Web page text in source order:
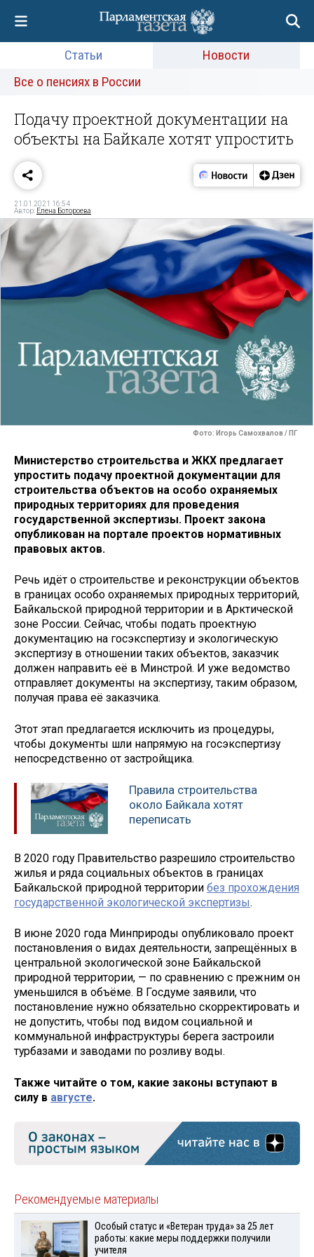
Статьи
Новости
Все о пенсиях в России
Подачу проектной документации на
объекты на Байкале хотят упростить
21.01.2021 16:54
Автор: Елена Ботороева
Фото: Игорь Самохвалов / ПГ
Министерство строительства и ЖКХ предлагает
упростить подачу проектной документации для
строительства объектов на особо охраняемых
природных территориях для проведения
государственной экспертизы. Проект закона
опубликован на портале проектов нормативных
правовых актов.
Речь идёт о строительстве и реконструкции объектов
в границах особо охраняемых природных территорий,
Байкальской природной территории и в Арктической
зоне России. Сейчас, чтобы подать проектную
документацию на госэкспертизу и экологическую
экспертизу в отношении таких объектов, заказчик
должен направить её в Минстрой. И уже ведомство
отправляет документы на экспертизу, таким образом,
получая права её заказчика.
Этот этап предлагается исключить из процедуры,
чтобы документы шли напрямую на госэкспертизу
непосредственно от застройщика.
Правила строительства
около Байкала хотят
переписать
В 2020 году Правительство разрешило строительство
жилья и ряда социальных объектов в границах
Байкальской природной территории без прохождения
государственной экологической экспертизы.
В июне 2020 года Минприроды опубликовало проект
постановления о видах деятельности, запрещённых в
центральной экологической зоне Байкальской
природной территории, — по сравнению с прежним он
уменьшился в объёме. В Госдуме заявили, что
постановление нужно обязательно скорректировать и
не допустить, чтобы под видом социальной и
коммунальной инфраструктуры берега застроили
турбазами и заводами по розливу воды.
Также читайте о том, какие законы вступают в
силу в августе.
Рекомендуемые материалы
Особый статус и «Ветеран труда» за 25 лет
работы: какие меры поддержки получили
учителя